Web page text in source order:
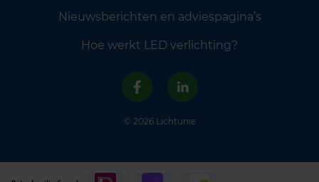
Nieuwsberichten en adviespagina’s
Hoe werkt LED verlichting?
© 2026 Lichtunie